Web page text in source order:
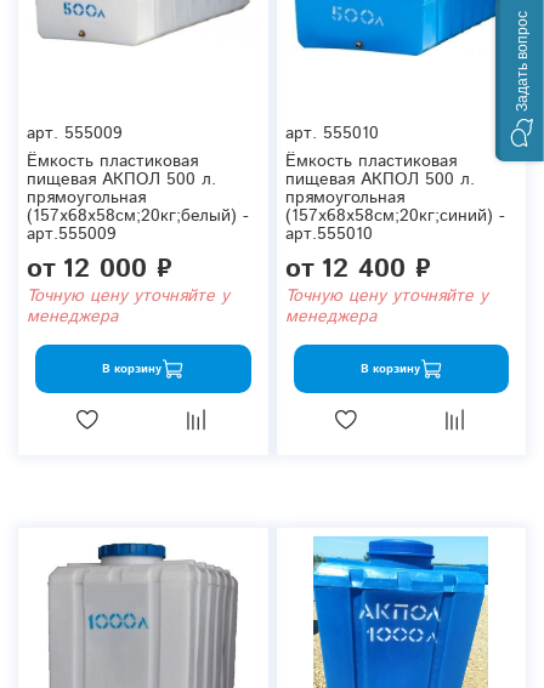
арт. 555009
Ёмкость пластиковая
пищевая АКПОЛ 500 л.
прямоугольная
(157x68x58см;20кг;белый) -
арт.555009
от 12 000 ₽
Точную цену уточняйте у
менеджера
В корзину
арт. 555010
Ёмкость пластиковая
пищевая АКПОЛ 500 л.
прямоугольная
(157x68x58см;20кг;синий) -
арт.555010
от 12 400 ₽
Точную цену уточняйте у
менеджера
В корзину
Задать вопрос